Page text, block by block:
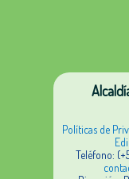
Políticas de
Teléfono: